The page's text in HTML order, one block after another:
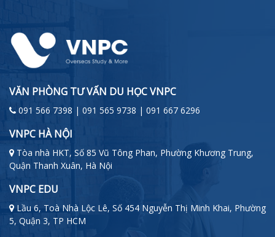
VĂN PHÒNG TƯ VẤN DU HỌC VNPC
091 566 7398 | 091 565 9738 | 091 667 6296
VNPC HÀ NỘI
Tòa nhà HKT, Số 85 Vũ Tông Phan, Phường Khương Trung,
Quận Thanh Xuân, Hà Nội
VNPC EDU
Lầu 6, Toà Nhà Lộc Lê, Số 454 Nguyễn Thị Minh Khai, Phường
5, Quận 3, TP HCM